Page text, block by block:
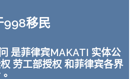
移民
是菲律宾MAKATI 实体公
劳工部授权 和菲律宾各界